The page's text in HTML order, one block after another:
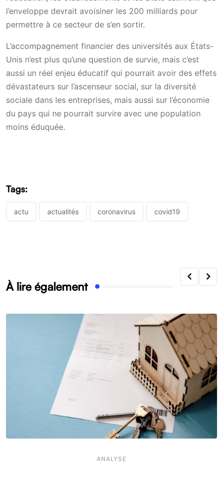
l’enveloppe devrait avoisiner les 200 milliards pour
permettre à ce secteur de s’en sortir.
L’accompagnement financier des universités aux États-
Unis n’est plus qu’une question de survie, mais c’est
aussi un réel enjeu éducatif qui pourrait avoir des effets
dévastateurs sur l’ascenseur social, sur la diversité
sociale dans les entreprises, mais aussi sur l’économie
du pays qui ne pourrait survire avec une population
moins éduquée.
Tags:
actu actualités coronavirus covid19
À lire également
ANALYSE